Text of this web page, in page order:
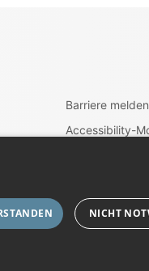
Barriere melden
Accessibility-
NICHT